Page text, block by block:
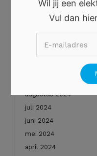
juni 2025
mei 2025
december 2024
augustus 2024
juli 2024
juni 2024
mei 2024
april 2024
Wil jij een
Vul dan